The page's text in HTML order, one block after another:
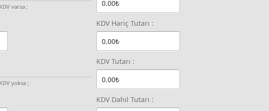
varsa ;
KDV Hariç Tutarı :
yoksa ;
KDV Tutarı :
KDV Dahil Tutarı :